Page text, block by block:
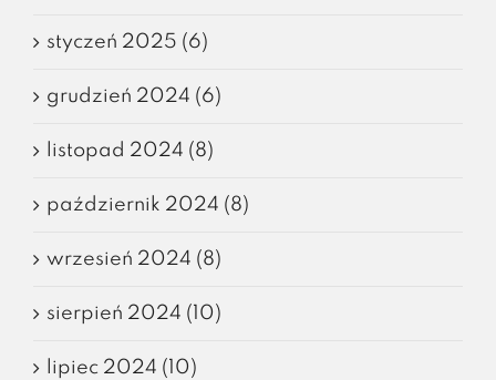
styczeń 2025 (6)
grudzień 2024 (6)
listopad 2024 (8)
październik 2024 (8)
wrzesień 2024 (8)
sierpień 2024 (10)
lipiec 2024 (10)